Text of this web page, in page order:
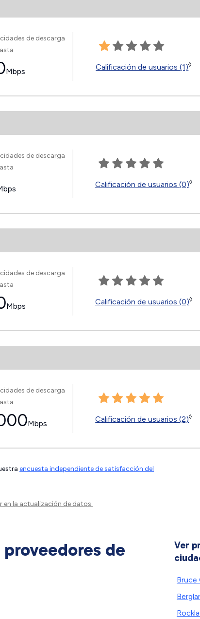
de descarga
Mbps Calificación de usuarios (1)◊
de descarga
Calificación de usuarios (0)◊
de descarga
Mbps Calificación de usuarios (0)◊
de descarga
Mbps Calificación de usuarios (2)◊
encuesta independiente de satisfacción del
la actualización de datos.
de
Ver
Bruce